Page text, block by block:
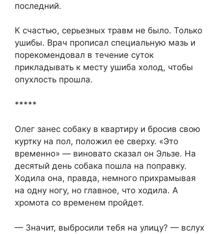
последний.
К счастью, серьезных травм не было. Только
ушибы. Врач прописал специальную мазь и
порекомендовал в течение суток
прикладывать к месту ушиба холод, чтобы
опухлость прошла.
*****
Олег занес собаку в квартиру и бросив свою
куртку на пол, положил ее сверху. «Это
временно» — виновато сказал он Эльзе. На
десятый день собака пошла на поправку.
Ходила она, правда, немного прихрамывая
на одну ногу, но главное, что ходила. А
хромота со временем пройдет.
— Значит, выбросили тебя на улицу? — вслух